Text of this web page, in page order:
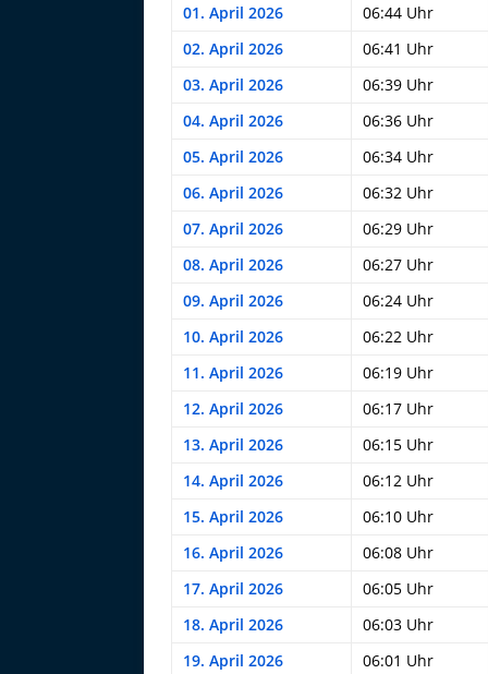
01. April 2026
06:44 Uhr
02. April 2026
06:41 Uhr
03. April 2026
06:39 Uhr
04. April 2026
06:36 Uhr
05. April 2026
06:34 Uhr
06. April 2026
06:32 Uhr
07. April 2026
06:29 Uhr
08. April 2026
06:27 Uhr
09. April 2026
06:24 Uhr
10. April 2026
06:22 Uhr
11. April 2026
06:19 Uhr
12. April 2026
06:17 Uhr
13. April 2026
06:15 Uhr
14. April 2026
06:12 Uhr
15. April 2026
06:10 Uhr
16. April 2026
06:08 Uhr
17. April 2026
06:05 Uhr
18. April 2026
06:03 Uhr
19. April 2026
06:01 Uhr